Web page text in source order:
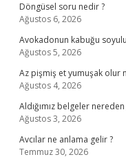
Döngüsel soru nedir ?
Ağustos 6, 2026
Avokadonun kabuğu
Ağustos 5, 2026
Az pişmiş et yumuşak olur
Ağustos 4, 2026
Aldığımız belgeler
Ağustos 3, 2026
Avcılar ne anlama gelir ?
Temmuz 30, 2026